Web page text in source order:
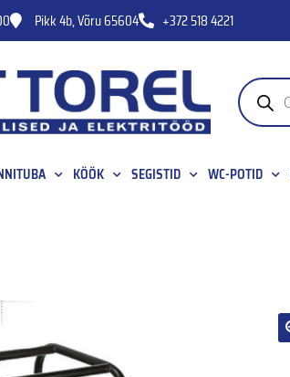
Pikk 4b, Võru 65604 +372 518 4221
KÖÖK SEGISTID WC-POTID